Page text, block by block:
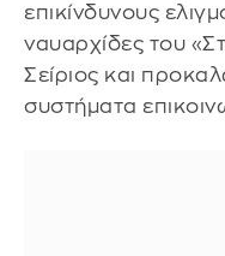
επικίνδυνους
ναυαρχίδες του
Σείριος και
συστήματα